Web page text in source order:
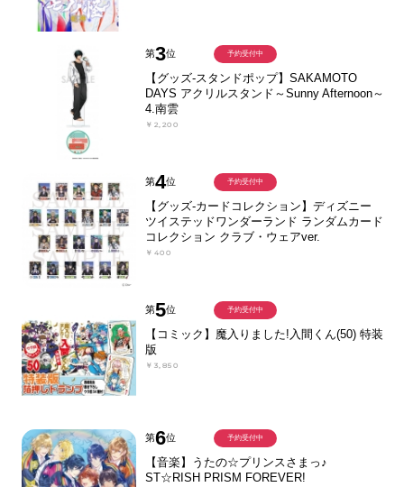
第3位
【グッズ-スタンドポップ】SAKAMOTO
DAYS アクリルスタンド～Sunny Afternoon～
4.南雲
￥2,200
予約受付中
第4位
【グッズ-カードコレクション】ディズニー
ツイステッドワンダーランド ランダムカード
コレクション クラブ・ウェアver.
￥400
予約受付中
第5位
【コミック】魔入りました!入間くん(50) 特装
版
￥3,850
予約受付中
第6位
【音楽】うたの☆プリンスさまっ♪
ST☆RISH PRISM FOREVER!
予約受付中